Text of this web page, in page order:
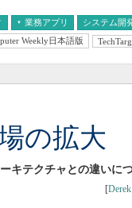
業務アプリ システム開
営とIT 医療IT
Weekly日本語版
の拡大
キテクチャとの違いに
[